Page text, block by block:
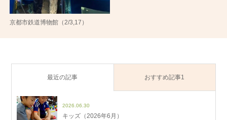
京都市鉄道博物館（2/3,17）
最近の記事 おすすめ記事1
2026.06.30
キッズ（2026年6月）